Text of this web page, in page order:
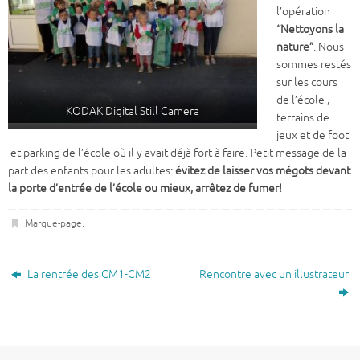
KODAK Digital Still Camera
l’opération
“Nettoyons la
nature”. Nous
sommes restés
sur les cours
de l’école ,
terrains de
jeux et de foot
et parking de l’école où il y avait déjà fort à faire. Petit message de la
part des enfants pour les adultes:évitez de laisser vos mégots devant
la ported’entrée de l’école ou mieux, arrêtez de fumer!
Marque-page.
La rentrée des CM1-CM2 Rencontre avec un illustrateur